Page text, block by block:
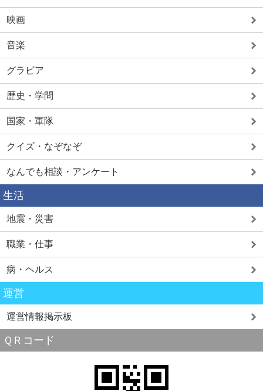
映画
音楽
グラビア
歴史・学問
国家・軍隊
クイズ・なぞなぞ
なんでも相談・アンケート
生活
地震・災害
職業・仕事
病・ヘルス
運営
運営情報掲示板
ＱＲコード